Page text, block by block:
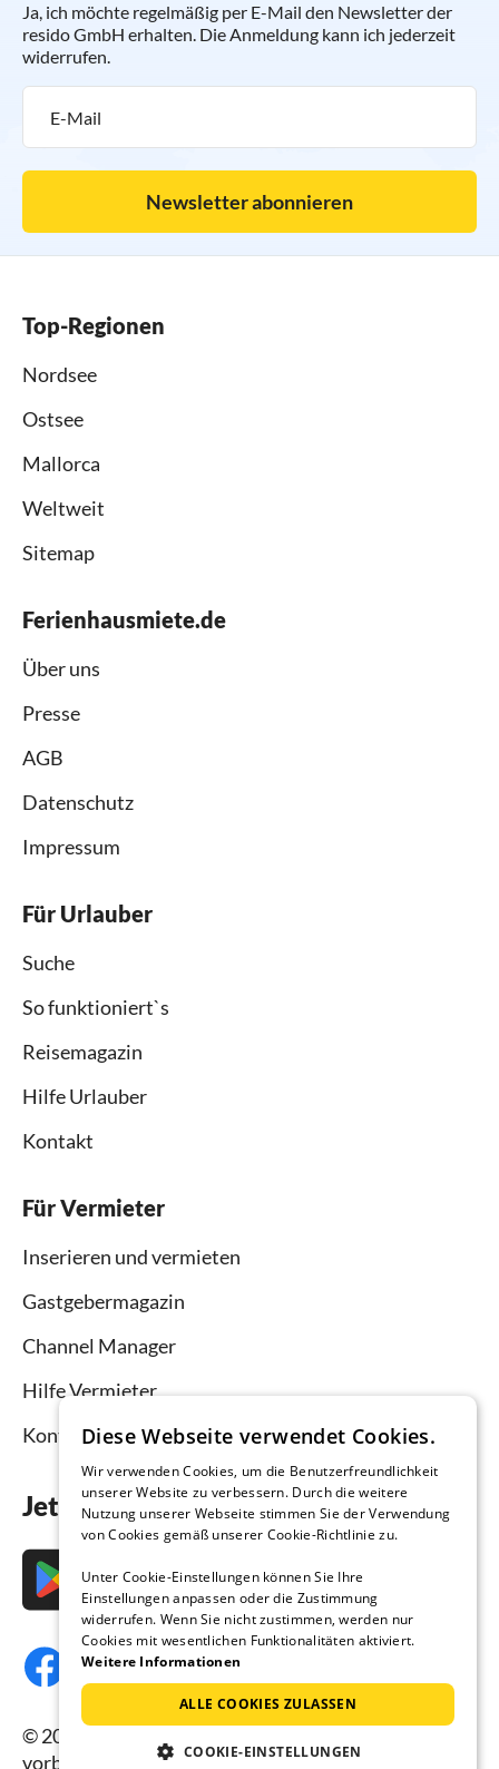
Ja, ich möchte regelmäßig per E-Mail den Newsletter der
resido GmbH erhalten. Die Anmeldung kann ich jederzeit
widerrufen.
Newsletter abonnieren
Top-Regionen
Nordsee
Ostsee
Mallorca
Weltweit
Sitemap
Ferienhausmiete.de
Über uns
Presse
AGB
Datenschutz
Impressum
Für Urlauber
Suche
So funktioniert`s
Reisemagazin
Hilfe Urlauber
Kontakt
Für Vermieter
Inserieren und vermieten
Gastgebermagazin
Channel Manager
Hilfe Vermieter
Kontakt
Jetzt die App downloaden
© 2026 Ferienhausmiete.de, alle Rechte
vorbehalten.
Diese Webseite verwendet Cookies.
Wir verwenden Cookies, um die Benutzerfreundlichkeit
unserer Website zu verbessern. Durch die weitere
Nutzung unserer Webseite stimmen Sie der Verwendung
von Cookies gemäß unserer Cookie-Richtlinie zu.
Unter Cookie-Einstellungen können Sie Ihre
Einstellungen anpassen oder die Zustimmung
widerrufen. Wenn Sie nicht zustimmen, werden nur
Cookies mit wesentlichen Funktionalitäten aktiviert.
Weitere Informationen
ALLE COOKIES ZULASSEN
COOKIE-EINSTELLUNGEN